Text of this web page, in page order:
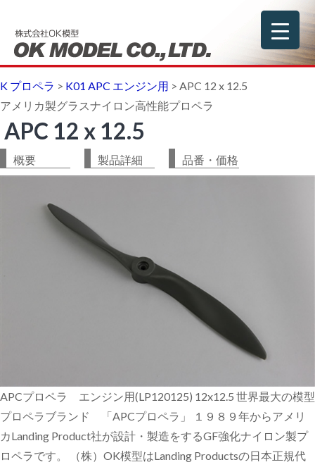
K プロペラ > K01 APC エンジン用 > APC 12 x 12.5
アメリカ製グラスナイロン高性能プロペラ
APC 12 x 12.5
概要 製品詳細 品番・価格
APCプロペラ エンジン用(LP120125) 12x12.5 世界最大の模型
プロペラブランド 「APCプロペラ」 １９８９年からアメリ
カLanding Product社が設計・製造をするGF強化ナイロン製プ
ロペラです。 （株）OK模型はLanding Productsの日本正規代